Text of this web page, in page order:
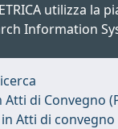
utilizza la
Information
di Convegno
Atti di convegno